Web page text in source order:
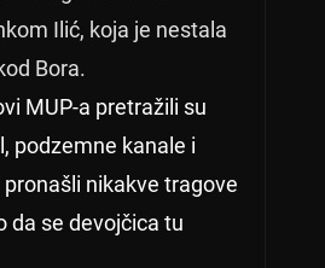
Ilić, koja je nestala
Bora.
MUP-a pretražili su
podzemne kanale i
nikakve tragove
da se devojčica tu